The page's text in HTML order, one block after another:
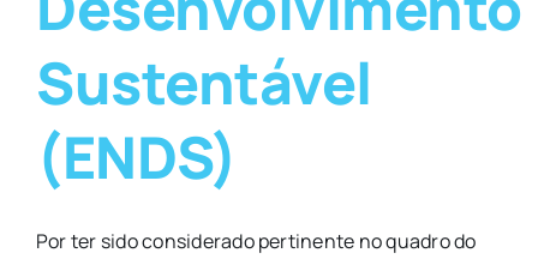
Sustentável
(ENDS)
Por ter sido considerado pertinente no quadro do